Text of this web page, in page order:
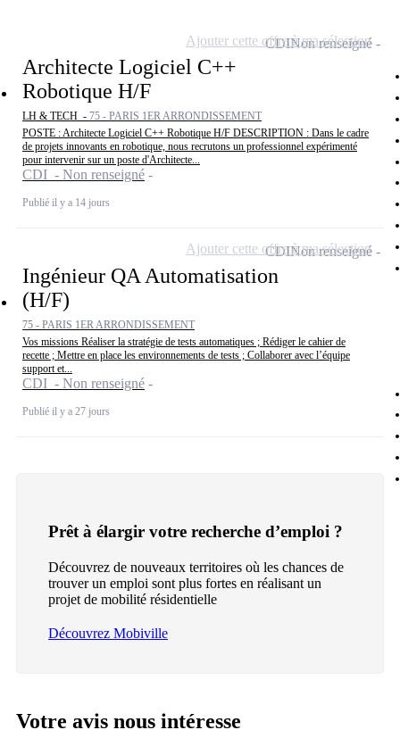
Architecte Logiciel C++
Robotique H/F
LH & TECH - 75 - PARIS 1ER ARRONDISSEMENT
POSTE : Architecte Logiciel C++ Robotique H/F DESCRIPTION : Dans le cadre
de projets innovants en robotique, nous recrutons un professionnel expérimenté
pour intervenir sur un poste d'Architecte...
CDI - Non renseigné
Publié il y a 14 jours
CDINon renseigné
Ajouter cette offre à ma sélection
Ingénieur QA Automatisation
(H/F)
75 - PARIS 1ER ARRONDISSEMENT
Vos missions Réaliser la stratégie de tests automatiques ; Rédiger le cahier de
recette ; Mettre en place les environnements de tests ; Collaborer avec l’équipe
support et...
CDI - Non renseigné
Publié il y a 27 jours
CDINon renseigné
Ajouter cette offre à ma sélection
Prêt à élargir votre recherche d’emploi ?
Découvrez de nouveaux territoires où les chances de
trouver un emploi sont plus fortes en réalisant un
projet de mobilité résidentielle
Découvrez Mobiville
Votre avis nous intéresse